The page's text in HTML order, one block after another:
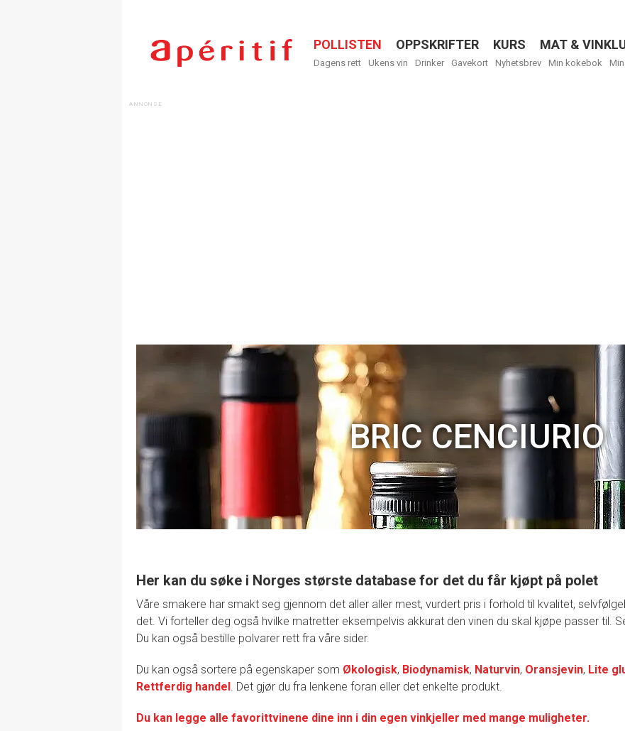
Menu
POLLISTEN OPPSKRIFTER KURS MAT &
Dagens rett Ukens vin Drinker Gavekort Nyhetsbrev Min kokebok
BRIC CENCIURIO
Her kan du søke i Norges største database for det du får kjøpt på polet
Våre smakere har smakt seg gjennom det aller aller mest, vurdert pris i forhold til kvalitet,
det. Vi forteller deg også hvilke matretter eksempelvis akkurat den vinen du skal kjøpe passer til.
Du kan også bestille polvarer rett fra våre sider.
Du kan også sortere på egenskaper som Økologisk, Biodynamisk, Naturvin, Oransjevin, Lite
Rettferdig handel. Det gjør du fra lenkene foran eller det enkelte produkt.
Du kan legge alle favorittvinene dine inn i din egen vinkjeller med mange muligheter.